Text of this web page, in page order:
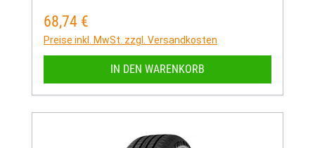
Regulärer Preis:
68,74 €
Preise inkl. MwSt. zzgl. Versandkosten
IN DEN WARENKORB